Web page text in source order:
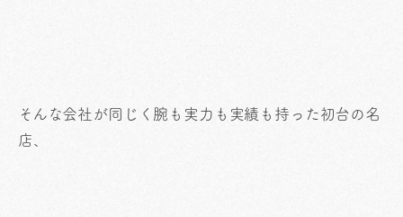
そんな会社が同じく腕も実力も実績も持った初台の名
店、